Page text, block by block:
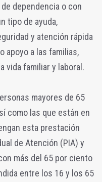
dependencia o con
tipo de ayuda,
y atención rápida
apoyo a las familias,
vida familiar y laboral.
mayores de 65
como las que están en
esta prestación
de Atención (PIA) y
más del 65 por ciento
entre los 16 y los 65